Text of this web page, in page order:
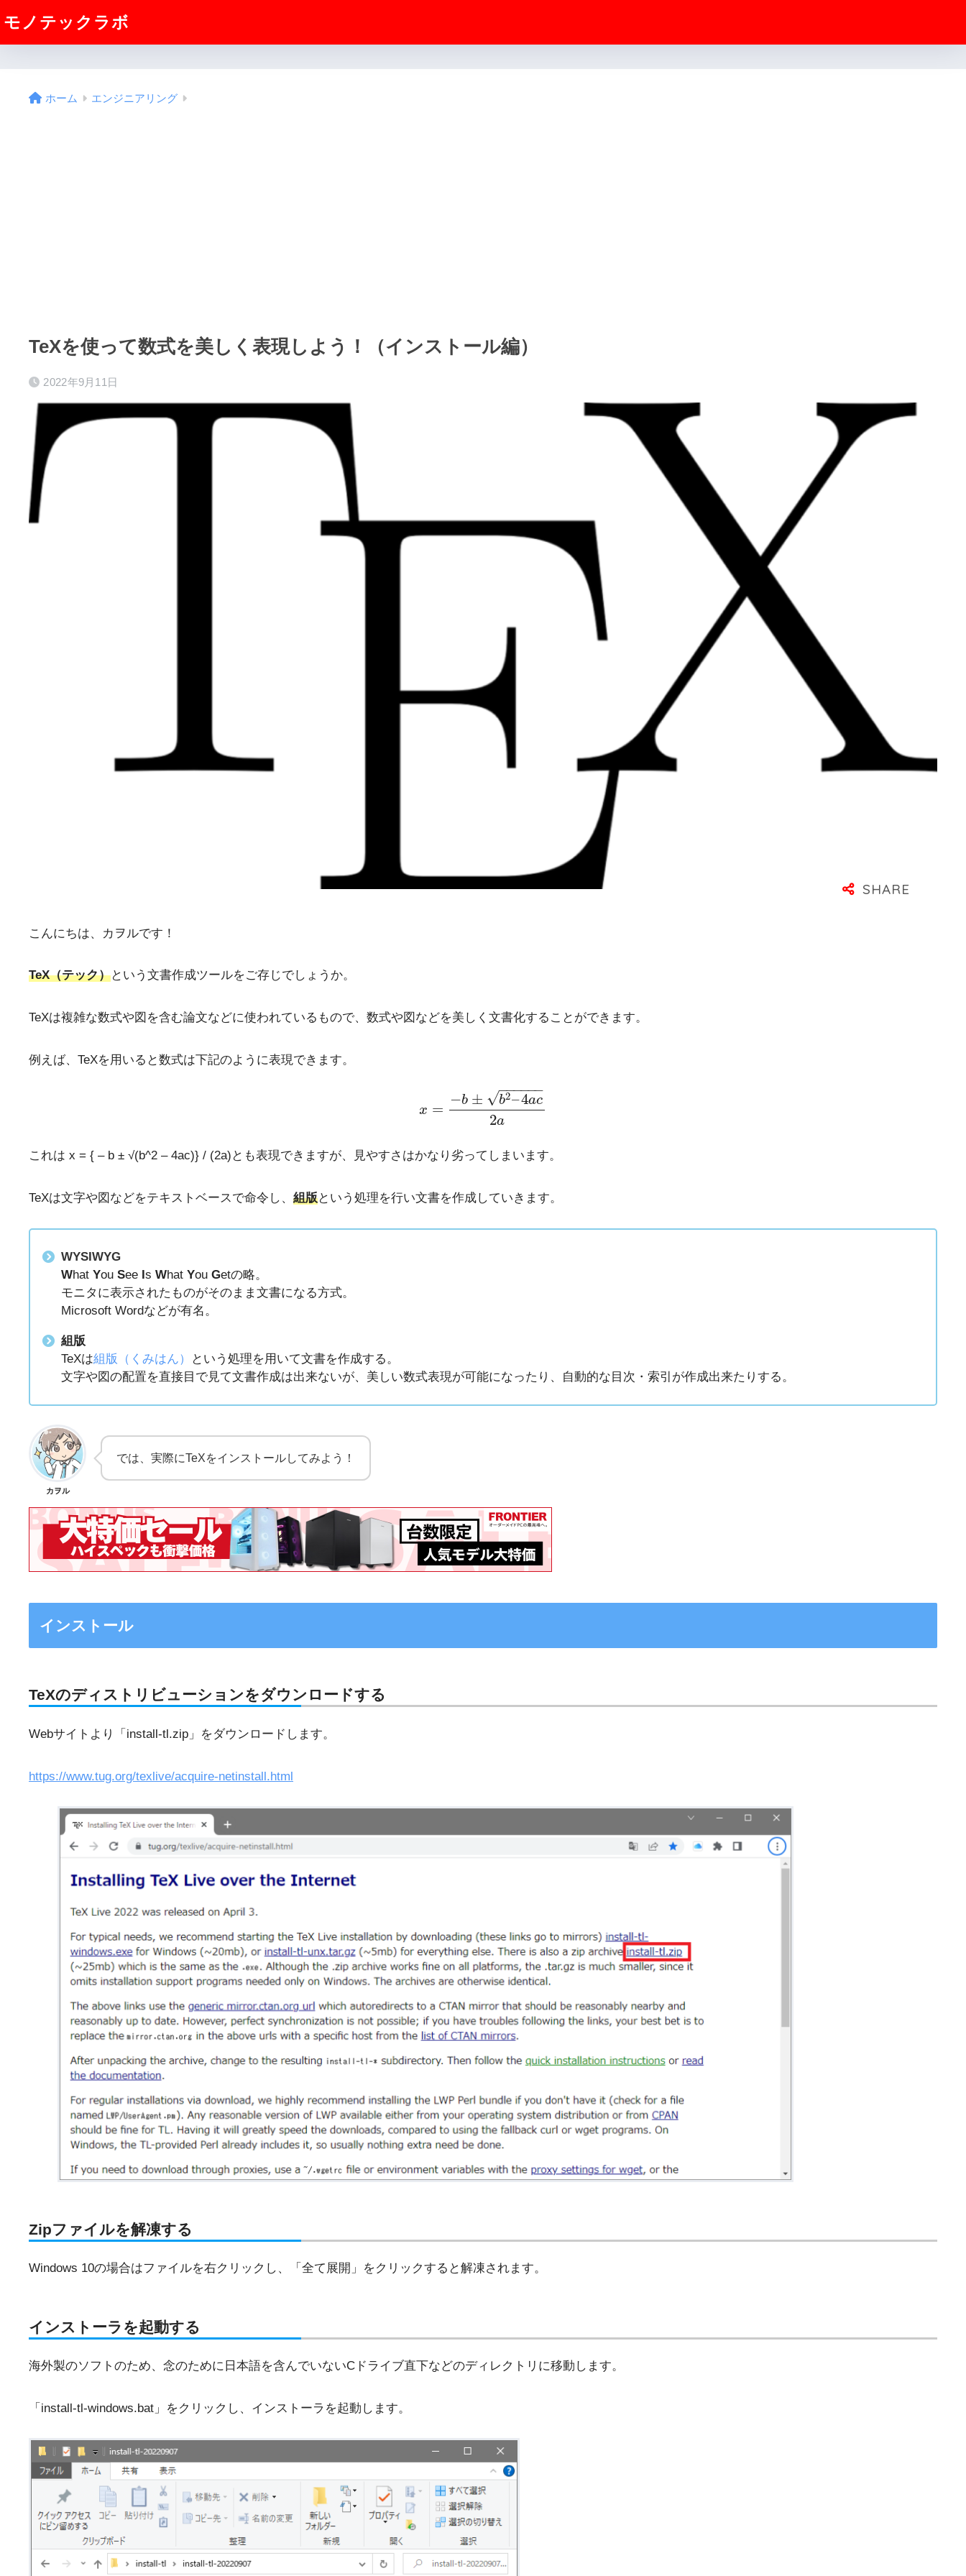
モノテックラボ
ホーム エンジニアリング
TeXを使って数式を美しく表現しよう！（インストール編）
2022年9月11日
こんにちは、カヲルです！
TeX（テック）という文書作成ツールをご存じでしょうか。
TeXは複雑な数式や図を含む論文などに使われているもので、数式や図などを美しく文書化することができます。
例えば、TeXを用いると数式は下記のように表現できます。
x =
−b ± b2–4ac
− −
−−−−
√
2a
これは x = { – b ± √(b^2 – 4ac)} / (2a)とも表現できますが、見やすさはかなり劣ってしまいます。
TeXは文字や図などをテキストベースで命令し、 組版という処理を行い文書を作成していきます。
WYSIWYG
What You See s What You Getの略。
モニタに表示されたものがそのまま文書になる方式。
Microsoft Wordなどが有名。
組版
TeXは組版（くみはん）
という処理を用いて文書を作成する。
文字や図の配置を直接目で見て文書作成は出来ないが、美しい数式表現が可能になったり、自動的な目次・索引が作成出来たりする。
カヲル
では、実際にTeXをインストールしてみよう！
インストール
TeXのディストリビューションをダウンロードする
Webサイトより「install-tl.zip」をダウンロードします。
https://www.tug.org/texlive/acquire-netinstall.html
Zipファイルを解凍する
Windows 10の場合はファイルを右クリックし、「全て展開」をクリックすると解凍されます。
インストーラを起動する
海外製のソフトのため、念のために日本語を含んでいないCドライブ直下などのディレクトリに移動します。
「install-tl-windows.bat」をクリックし、インストーラを起動します。